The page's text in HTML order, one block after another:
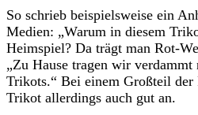
So schrieb beispielsweise ein
Medien: „Warum in diesem
Heimspiel? Da trägt man Rot-
„Zu Hause tragen wir
Trikots.“ Bei einem Großteil der
Trikot allerdings auch gut an.